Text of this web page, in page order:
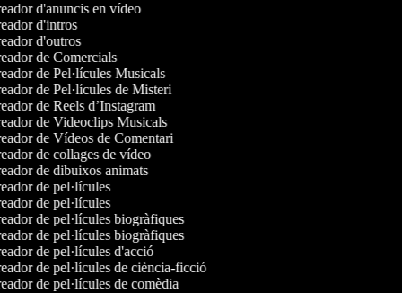
d'anuncis en vídeo
d'intros
d'outros
de Comercials
de Pel·lícules Musicals
de Pel·lícules de Misteri
de Reels d’Instagram
de Videoclips Musicals
de Vídeos de Comentari
de collages de vídeo
de dibuixos animats
de pel·lícules
de pel·lícules
de pel·lícules biogràfiques
de pel·lícules biogràfiques
de pel·lícules d'acció
de pel·lícules de ciència-ficció
de pel·lícules de comèdia